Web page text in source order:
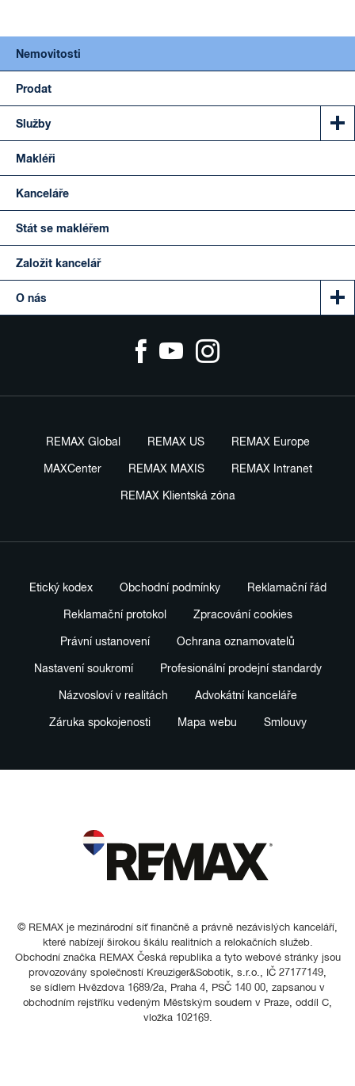
Nemovitosti
Prodat
Služby
Makléři
Kanceláře
Stát se makléřem
Založit kancelář
O nás
REMAX Global REMAX US REMAX Europe
MAXCenter REMAX MAXIS REMAX Intranet
REMAX Klientská zóna
Etický kodex Obchodní podmínky Reklamační řád
Reklamační protokol Zpracování cookies
Právní ustanovení Ochrana oznamovatelů
Nastavení soukromí Profesionální prodejní standardy
Názvosloví v realitách Advokátní kanceláře
Záruka spokojenosti Mapa webu Smlouvy
© REMAX je mezinárodní síť finančně a právně nezávislých kanceláří,
které nabízejí širokou škálu realitních a relokačních služeb.
Obchodní značka REMAX Česká republika a tyto webové stránky jsou
provozovány společností Kreuziger&Sobotik, s.r.o., IČ 27177149,
se sídlem Hvězdova 1689/2a, Praha 4, PSČ 140 00, zapsanou v
obchodním rejstříku vedeným Městským soudem v Praze, oddíl C,
vložka 102169.